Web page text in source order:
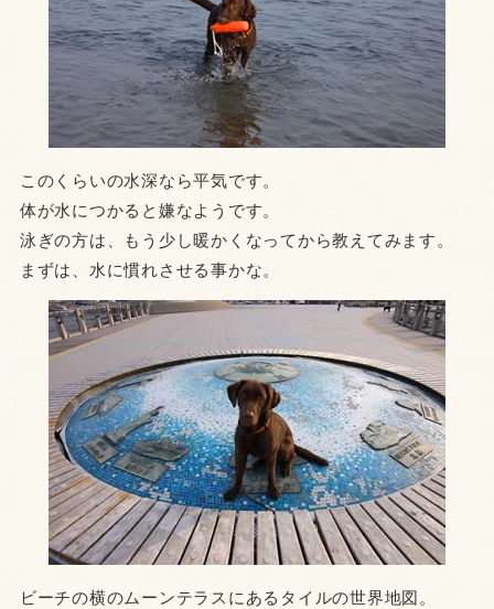
このくらいの水深なら平気です。
体が水につかると嫌なようです。
泳ぎの方は、もう少し暖かくなってから教えてみます。
まずは、水に慣れさせる事かな。
ビーチの横のムーンテラスにあるタイルの世界地図。